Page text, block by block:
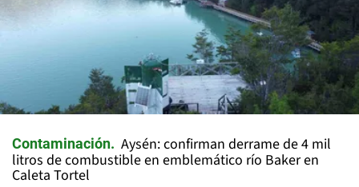
Contaminación
Aysén: confirman derrame de 4 mil
litros de combustible en emblemático río Baker en
Caleta Tortel